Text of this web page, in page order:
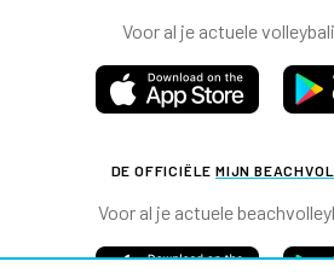
Voor al je actuele
DE OFFICIËLE MIJN
Voor al je actuele